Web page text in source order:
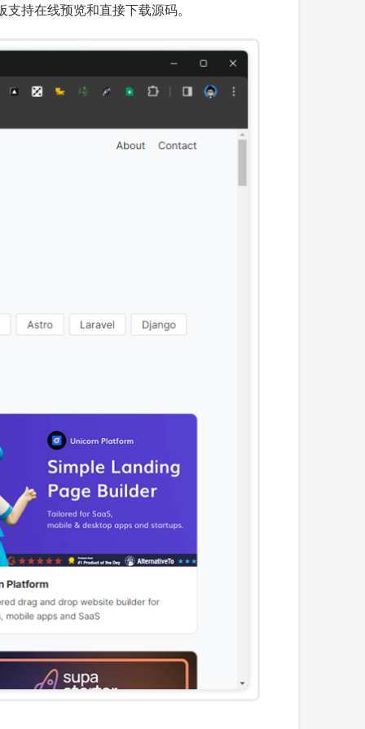
持在线预览和直接下载源码。